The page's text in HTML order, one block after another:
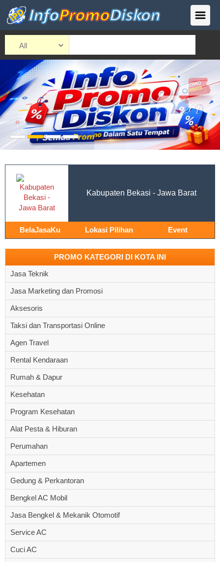
Kabupaten Bekasi - Jawa Barat
BelaJasaKu Lokasi Pilihan Event
PROMO KATEGORI DI KOTA INI
Jasa Teknik
Jasa Marketing dan Promosi
Aksesoris
Taksi dan Transportasi Online
Agen Travel
Rental Kendaraan
Rumah & Dapur
Kesehatan
Program Kesehatan
Alat Pesta & Hiburan
Perumahan
Apartemen
Gedung & Perkantoran
Bengkel AC Mobil
Jasa Bengkel & Mekanik Otomotif
Service AC
Cuci AC